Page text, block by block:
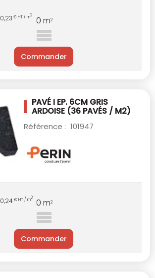
0,23 € HT / m2 0 m2
Commander
PAVÉ I EP. 6CM GRIS
ARDOISE (36 PAVÉS / M2)
Référence : 101947
0,24€ HT / m2 0 m2
Commander